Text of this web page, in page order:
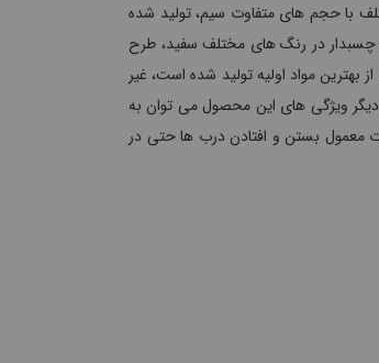
با حجم های متفاوت سیم، تولید شده
می باشد و در انواع ساده و پشت چسبدار در رنگ های مختلف سفید، طرح
مواد اولیه تولید شده است، غیر
مناسبی می باشد. طول هرشاخه داکت ساده سوپیتا 2 متر است. از دیگر ویژگی های این محصول می توان به
بستن و افتادن درب ها حتی در